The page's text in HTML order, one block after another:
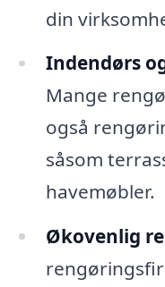
din
Indendørs
Mange
også
såsom
havemøbler.
Økovenlig